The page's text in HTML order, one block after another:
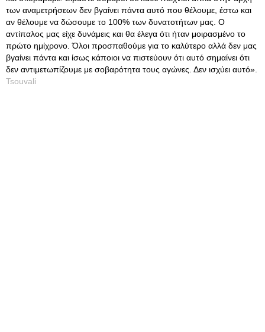
των αναμετρήσεων δεν βγαίνει πάντα αυτό που θέλουμε, έστω και
αν θέλουμε να δώσουμε το 100% των δυνατοτήτων μας. Ο
αντίπαλος μας είχε δυνάμεις και θα έλεγα ότι ήταν μοιρασμένο το
πρώτο ημίχρονο. Όλοι προσπαθούμε για το καλύτερο αλλά δεν μας
βγαίνει πάντα και ίσως κάποιοι να πιστεύουν ότι αυτό σημαίνει ότι
δεν αντιμετωπίζουμε με σοβαρότητα τους αγώνες. Δεν ισχύει αυτό».
Tsouvali